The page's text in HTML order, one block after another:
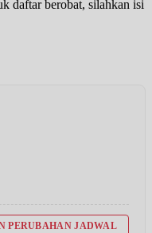
daftar berobat, silahkan isi
PERUBAHAN JADWAL